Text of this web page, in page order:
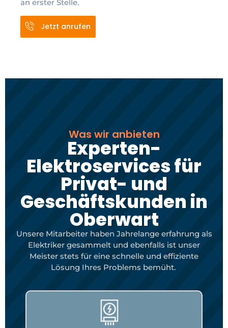
an erster Stelle.
Jetzt anrufen
Was wir anbieten
Experten-
Elektroservices für
Privat- und
Geschäftskunden in
Oberwart
Unsere Mitarbeiter haben Jahrelange erfahrung als
Elektriker gesammelt und ebenfalls ist unser
Meister stets für eine schnelle und effiziente
Lösung Ihres Problems bemüht.